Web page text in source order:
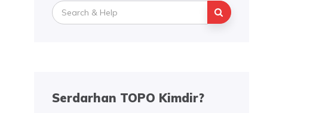
Search
for:
Serdarhan TOPO Kimdir?